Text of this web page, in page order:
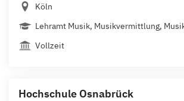
Köln
Lehramt Musik, Musikvermittlung,
Vollzeit
Hochschule Osnabrück